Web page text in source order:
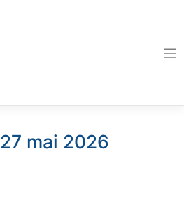
27 mai 2026